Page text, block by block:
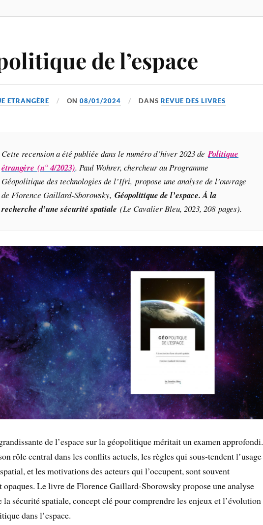
de l’espace
ETRANGÈRE ON08/01/2024 DANSREVUE DES LIVRES
Cette recension a été publiée dans le numéro d’hiver 2023 dePolitique
étrangère (n° 4/2023). Paul Wohrer, chercheur au Programme
Géopolitique des technologies de l’Ifri, propose une analyse de l’ouvrage
de Florence Gaillard-Sborowsky, Géopolitique de l’espace. À la
recherche d’une sécurité spatiale(Le Cavalier Bleu, 2023, 208 pages).
de l’espace sur la géopolitique méritait un examen approfondi.
rôle central dans les conflits actuels, les règles qui sous-tendent l’usage
et les motivations des acteurs qui l’occupent, sont souvent
opaques. Le livre de Florence Gaillard-Sborowsky propose une analyse
la sécurité spatiale, concept clé pour comprendre les enjeux et l’évolution
dans l’espace.